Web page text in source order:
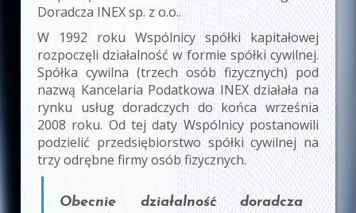
Doradcza INEX sp. z o.o..
W 1992 roku Wspólnicy spółki kapitałowej
rozpoczęli działalność w formie spółki cywilnej.
Spółka cywilna (trzech osób fizycznych) pod
nazwą Kancelaria Podatkowa INEX działała na
rynku usług doradczych do końca września
2008 roku. Od tej daty Wspólnicy postanowili
podzielić przedsiębiorstwo spółki cywilnej na
trzy odrębne firmy osób fizycznych.
Obecnie działalność doradcza